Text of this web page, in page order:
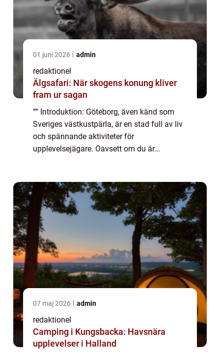
01 juni 2026 admin
redaktionel
Älgsafari: När skogens konung kliver
fram ur sagan
”” Introduktion: Göteborg, även känd som
Sveriges västkustpärla, är en stad full av liv
och spännande aktiviteter för
upplevelsejägare. Oavsett om du är
07 maj 2026 admin
redaktionel
Camping i Kungsbacka: Havsnära
upplevelser i Halland